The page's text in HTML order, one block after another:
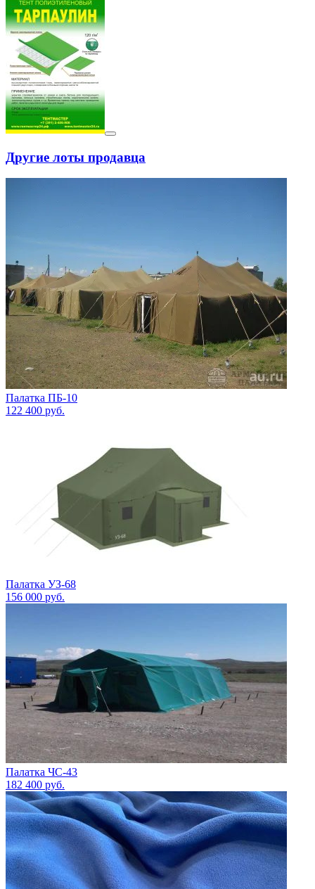
Другие лоты продавца
Палатка ПБ-10
122 400 руб.
Палатка УЗ-68
156 000 руб.
Палатка ЧС-43
182 400 руб.